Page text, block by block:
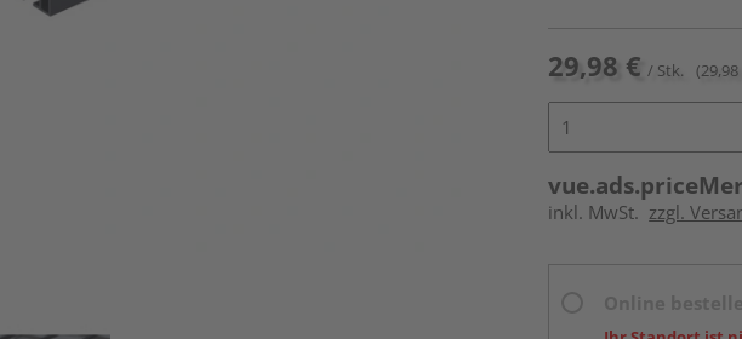
29,98 € / Stk.
inkl. MwSt. zzgl.